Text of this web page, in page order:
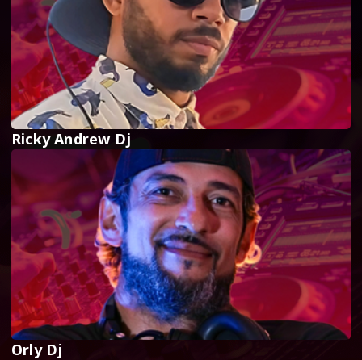
Ricky Andrew Dj
Orly Dj